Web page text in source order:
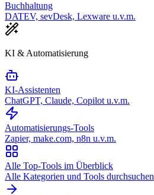
Buchhaltung
DATEV, sevDesk, Lexware u.v.m.
KI & Automatisierung
KI-Assistenten
ChatGPT, Claude, Copilot u.v.m.
Automatisierungs-Tools
Zapier, make.com, n8n u.v.m.
Alle Top-Tools im Überblick
Alle Kategorien und Tools durchsuchen